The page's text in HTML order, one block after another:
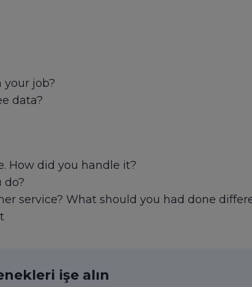
job?
data?
How did you handle it?
do?
service? What should you had done
işe alın